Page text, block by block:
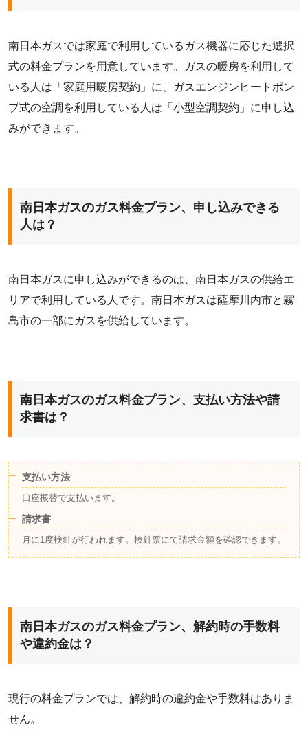
南日本ガスでは家庭で利用しているガス機器に応じた選択
式の料金プランを用意しています。ガスの暖房を利用して
いる人は「家庭用暖房契約」に、ガスエンジンヒートポン
プ式の空調を利用している人は「小型空調契約」に申し込
みができます。
南日本ガスのガス料金プラン、申し込みできる
人は？
南日本ガスに申し込みができるのは、南日本ガスの供給エ
リアで利用している人です。南日本ガスは薩摩川内市と霧
島市の一部にガスを供給しています。
南日本ガスのガス料金プラン、支払い方法や請
求書は？
支払い方法
口座振替で支払います。
請求書
月に1度検針が行われます。検針票にて請求金額を確認できます。
南日本ガスのガス料金プラン、解約時の手数料
や違約金は？
現行の料金プランでは、解約時の違約金や手数料はありま
せん。